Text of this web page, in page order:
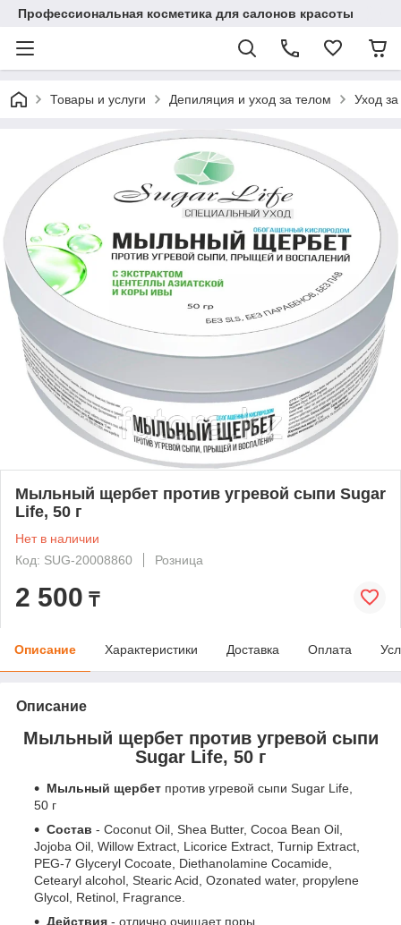
Профессиональная косметика для салонов красоты
Товары и услуги Депиляция и уход за телом Уход
Мыльный щербет против угревой сыпи Sugar
Life, 50 г
Нет в наличии
Код: SUG-20008860
Розница
2 500 ₸
Описание Характеристики Доставка Оплата
Описание
Мыльный щербет против угревой сыпи
Sugar Life, 50 г
Мыльный щербет против угревой сыпи Sugar Life,
50 г
Состав - Coconut Oil, Shea Butter, Cocoa Bean Oil,
Jojoba Oil, Willow Extract, Licorice Extract, Turnip Extract,
PEG-7 Glyceryl Cocoate, Diethanolamine Cocamide,
Cetearyl alcohol, Stearic Acid, Ozonated water, propylene
Glycol, Retinol, Fragrance.
Действия - отлично очищает поры,